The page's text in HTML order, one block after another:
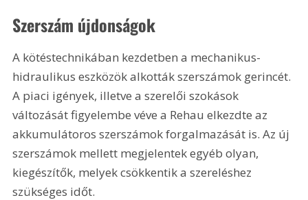
Szerszám újdonságok
A kötéstechnikában kezdetben a mechanikus-
hidraulikus eszközök alkották szerszámok gerincét.
A piaci igények, illetve a szerelői szokások
változását figyelembe véve a Rehau elkezdte az
akkumulátoros szerszámok forgalmazását is. Az új
szerszámok mellett megjelentek egyéb olyan,
kiegészítők, melyek csökkentik a szereléshez
szükséges időt.